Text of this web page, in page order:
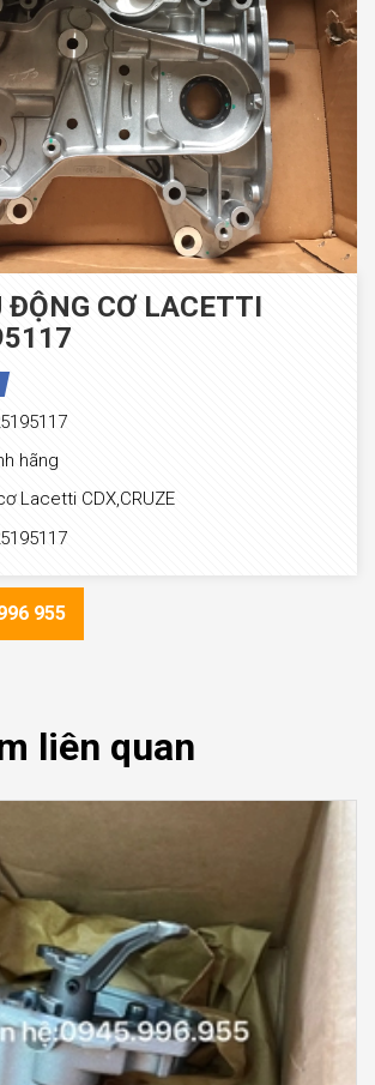
ĐỘNG CƠ LACETTI
hãng
Lacetti CDX,CRUZE
955
liên quan